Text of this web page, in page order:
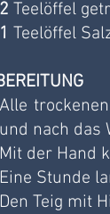
2 Teelöffel
1 Teelöffel
Alle
und nach das
Mit der Hand
Eine Stunde
Den Teig mit